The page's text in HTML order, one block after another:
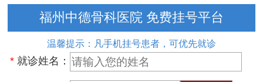
福州中德骨科医院 免费挂号平台
温馨提示：凡手机挂号患者，可优先就诊
*就诊姓名：